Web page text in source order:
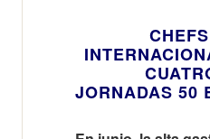
JORNADAS 50